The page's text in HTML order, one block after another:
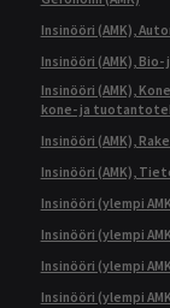
Insinööri (AMK),
Insinööri (AMK),
Insinööri (AMK),
kone- ja
Insinööri (AMK),
Insinööri (AMK),
Insinööri (ylempi
Insinööri (ylempi
Insinööri (ylempi
Insinööri (ylempi